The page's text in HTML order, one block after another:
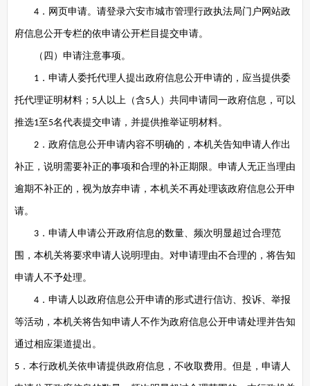
4 ．网页申请。请登录六安市城市管理行政执法局门户网站政
府信息公开专栏的依申请公开栏目提交申请。
（四）申请注意事项。
1 ．申请人委托代理人提出政府信息公开申请的，应当提供委
托代理证明材料； 5人以上（含5人）共同申请同一政府信息，可以
推选1至 5名代表提交申请，并提供推举证明材料。
2 ．政府信息公开申请内容不明确的，本机关告知申请人作出
补正，说明需要补正的事项和合理的补正期限。申请人无正当理由
逾期不补正的，视为放弃申请，本机关不再处理该政府信息公开申
请。
3 ．申请人申请公开政府信息的数量、频次明显超过合理范
围，本机关将要求申请人说明理由。对申请理由不合理的，将告知
申请人不予处理。
4 ．申请人以政府信息公开申请的形式进行信访、投诉、举报
等活动，本机关将告知申请人不作为政府信息公开申请处理并告知
通过相应渠道提出。
5 ．本行政机关依申请提供政府信息，不收取费用。但是，申请人